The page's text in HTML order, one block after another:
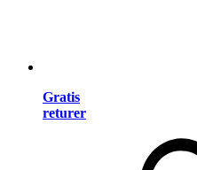
Gratis
returer